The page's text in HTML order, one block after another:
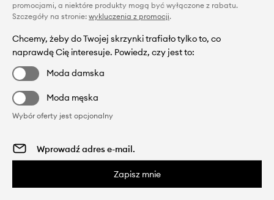
promocjami, a niektóre produkty mogą być wyłączone z rabatu.
Szczegóły na stronie: wykluczenia z promocji.
Chcemy, żeby do Twojej skrzynki trafiało tylko to, co
naprawdę Cię interesuje. Powiedz, czy jest to:
Moda damska
Moda męska
Wybór oferty jest opcjonalny
Zapisz mnie